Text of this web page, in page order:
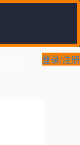
登录/注册